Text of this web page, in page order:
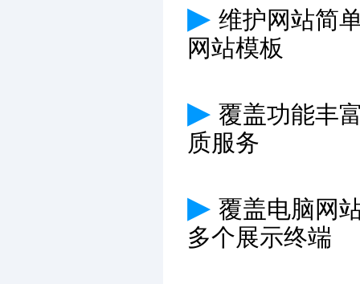
▶ 维护网站简
网站模板
▶ 覆盖功能丰
质服务
▶ 覆盖电脑网
多个展示终端